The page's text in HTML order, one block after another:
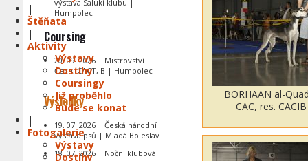
|
Štěňata
|
Aktivity
Výstavy
Dostihy
Coursingy
Již proběhlo
Bude se konat
|
Fotogalerie
Výstavy
Dostihy
BORHAAN al-
CAC, res. CACIB
výstava Saluki klubu |
Humpolec
Coursing
20. 09. 2026 | Mistrovství
Čech, CACT, B | Humpolec
Výsledky
19. 07. 2026 | Česká národní
výstava psů | Mladá Boleslav
18. 07. 2026 | Noční klubová